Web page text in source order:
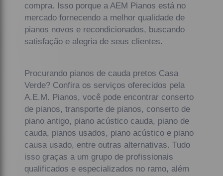
compra. Isso porque a AEM Pianos está no
mercado fornecendo a melhor qualidade de
pianos novos e recondicionados, buscando
satisfação e alegria de seus clientes.
Procurando pianos de cauda pretos Casa
Verde? Confira os serviços oferecidos pela
A.E.M. Pianos, você pode encontrar conserto
de pianos, transporte de pianos, conserto de
piano antigo, piano acústico cauda, piano de
cauda, pianos usados, piano acústico e piano
causa usado, entre outras alternativas. Tudo
isso graças a um grupo de profissionais
qualificados e especializados no ramo, além